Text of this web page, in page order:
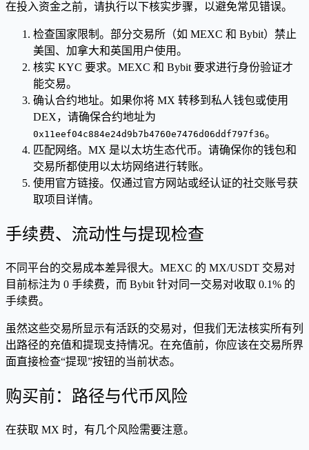
在投入资金之前，请执行以下核实步骤，以避免常见错误。
检查国家限制。部分交易所（如 MEXC 和 Bybit）禁止
美国、加拿大和英国用户使用。
核实 KYC 要求。MEXC 和 Bybit 要求进行身份验证才
能交易。
确认合约地址。如果你将 MX 转移到私人钱包或使用
DEX，请确保合约地址为
0x11eef04c884e24d9b7b4760e7476d06ddf797f36。
匹配网络。MX 是以太坊生态代币。请确保你的钱包和
交易所都使用以太坊网络进行转账。
使用官方链接。仅通过官方网站或经认证的社交账号获
取项目详情。
手续费、流动性与提现检查
不同平台的交易成本差异很大。MEXC 的 MX/USDT 交易对
目前标注为 0 手续费，而 Bybit 针对同一交易对收取 0.1% 的
手续费。
虽然这些交易所显示有活跃的交易对，但我们无法核实所有列
出路径的充值和提现支持情况。在充值前，你应该在交易所界
面直接检查“提现”按钮的当前状态。
购买前：路径与代币风险
在获取 MX 时，有几个风险需要注意。